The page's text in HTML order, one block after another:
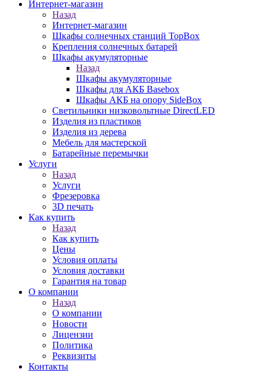
Интернет-магазин
Назад
Интернет-магазин
Шкафы солнечных станций TopBox
Крепления солнечных батарей
Шкафы акумуляторные
Назад
Шкафы акумуляторные
Шкафы для АКБ Basebox
Шкафы АКБ на опору SideBox
Светильники низковольтные DirectLED
Изделия из пластиков
Изделия из дерева
Мебель для мастерской
Батарейные перемычки
Услуги
Назад
Услуги
Фрезеровка
3D печать
Как купить
Назад
Как купить
Цены
Условия оплаты
Условия доставки
Гарантия на товар
О компании
Назад
О компании
Новости
Лицензии
Политика
Реквизиты
Контакты